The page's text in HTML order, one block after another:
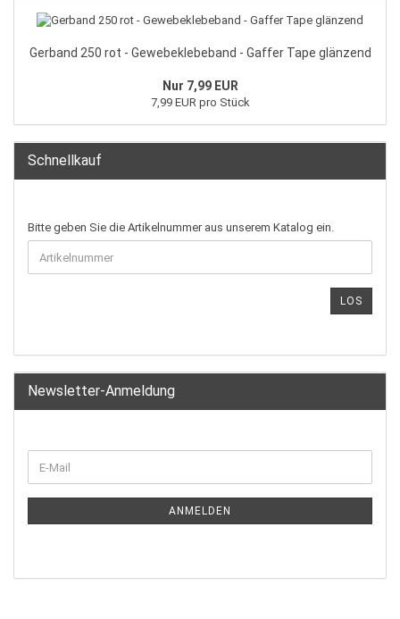
Gerband 250 rot - Gewebeklebeband - Gaffer Tape glänzend
Nur 7,99 EUR
7,99 EUR pro Stück
Schnellkauf
Bitte geben Sie die Artikelnummer aus unserem Katalog ein.
LOS
Newsletter-Anmeldung
ANMELDEN